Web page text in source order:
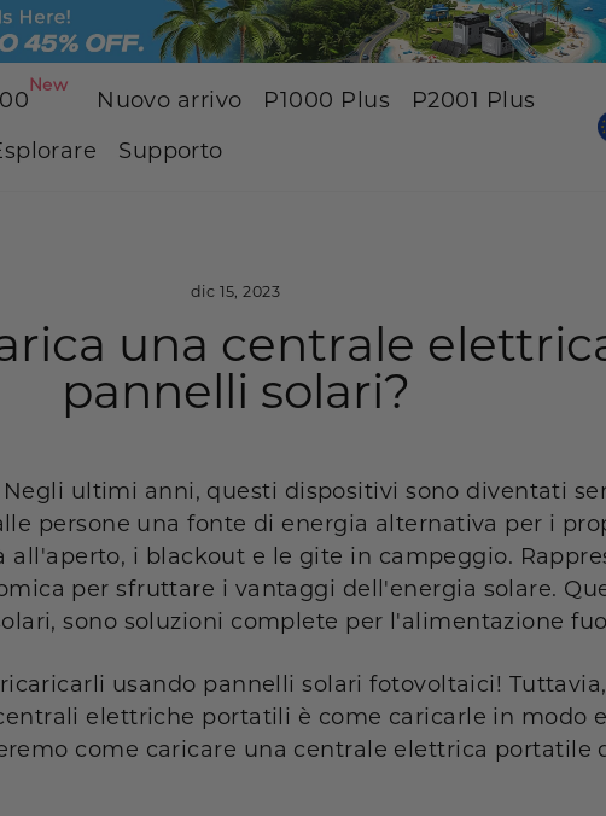
New
Nuovo arrivo P1000 Plus
P2001 Plus
Supporto
dic 15, 2023
una centrale
pannelli solari?
Negli ultimi anni, questi dispositivi sono diventati
persone una fonte di energia alternativa per i
i blackout e le gite in campeggio.
per sfruttare i vantaggi dell'energia solare.
sono soluzioni complete per l'alimentazione
usando pannelli solari fotovoltaici!
elettriche portatili è come caricarle in modo
come caricare una centrale elettrica portatile